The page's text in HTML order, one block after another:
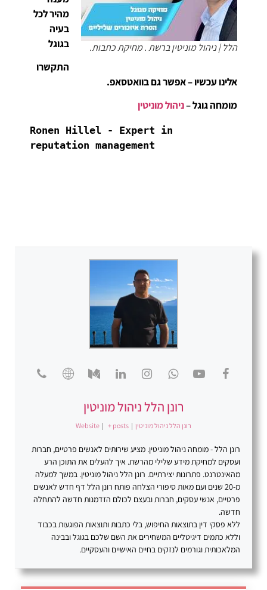
הלל | ניהול מוניטין ברשת . מחיקת כתבות.
מהיר לכל
בעיה
בגוגל
התקשרו
אלינו עכשיו – אפשר גם בוואטסאפ.
מומחה גוגל –ניהול מוניטין
Ronen Hillel - Expert in
reputation management
רונן הלל ניהול מוניטין
רונן הלל ניהול מוניטין |
Website | + posts
רונן הלל - מומחה ניהול מוניטין. מציע שירותים לאנשים פרטיים, חברות
ועסקים למחיקת מידע שלילי מהרשת. איך להעלים את התוכן הרע
מהאינטרנט. פתרונות יצירתיים. רונן הלל ניהול מוניטין. במשך למעלה
מ-20 שנים ועם מאות סיפורי הצלחה פותח רונן הלל דף חדש לאנשים
פרטיים, אנשי עסקים, חברות ובעצם לכולם הזדמנות חדשה להתחלה
חדשה.
ללא פסקי דין בתוצאות החיפוש, בלי כתבות ותוצאות הפוגעות בכבוד
וללא כתמים דיגיטליים המשחירים את השם שלכם בגוגל ובבינה
המלאכותית וגורמים לנזקים בחיים האישיים והעסקיים.